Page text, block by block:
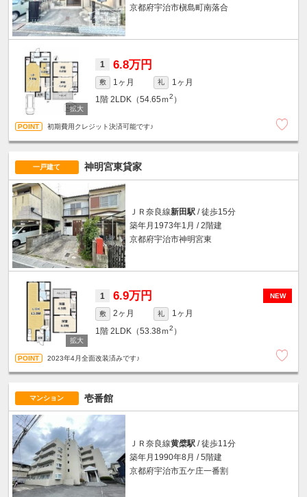
京都府宇治市槇島町南落合
1 6.8万円
敷 1ヶ月 礼
1ヶ月
1階 2LDK（54.65ｍ2 ）
初期費用クレジット決済可能です♪
一戸建て 神明宮東貸家
ＪＲ奈良線新田駅/ 徒歩15分
築年月1973年1月 / 2階建
京都府宇治市神明宮東
NEW
1 6.9万円
敷 2ヶ月 礼
1ヶ月
1階 2LDK（53.38ｍ2 ）
2023年4月全面改装済みです♪
マンション 壱番館
ＪＲ奈良線黄檗駅/ 徒歩11分
築年月1990年8月 / 5階建
京都府宇治市五ケ庄一番割